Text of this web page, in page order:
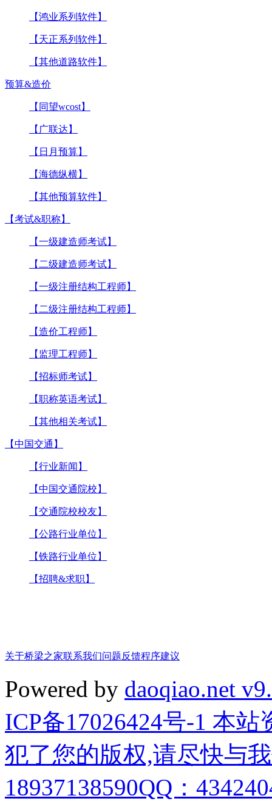
【鸿业系列软件】
【天正系列软件】
【其他道路软件】
预算&造价
【同望wcost】
【广联达】
【日月预算】
【海德纵横】
【其他预算软件】
【考试&职称】
【一级建造师考试】
【二级建造师考试】
【一级注册结构工程师】
【二级注册结构工程师】
【造价工程师】
【监理工程师】
【招标师考试】
【职称英语考试】
【其他相关考试】
【中国交通】
【行业新闻】
【中国交通院校】
【交通院校校友】
【公路行业单位】
【铁路行业单位】
【招聘&求职】
关于桥梁之家联系我们问题反馈程序建议
Powered by daoqiao.net
ICP备17026424号-1 本
犯了您的版权,请尽快与
18937138590QQ：